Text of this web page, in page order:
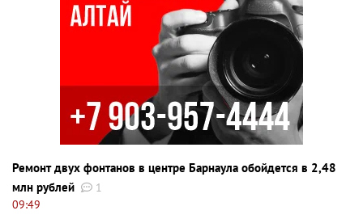
Ремонт двух фонтанов в центре Барнаула обойдется в 2,48
млн рублей
1
09:49